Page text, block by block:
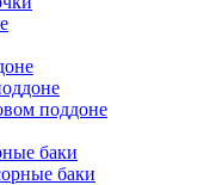
поддоне
баки
баки